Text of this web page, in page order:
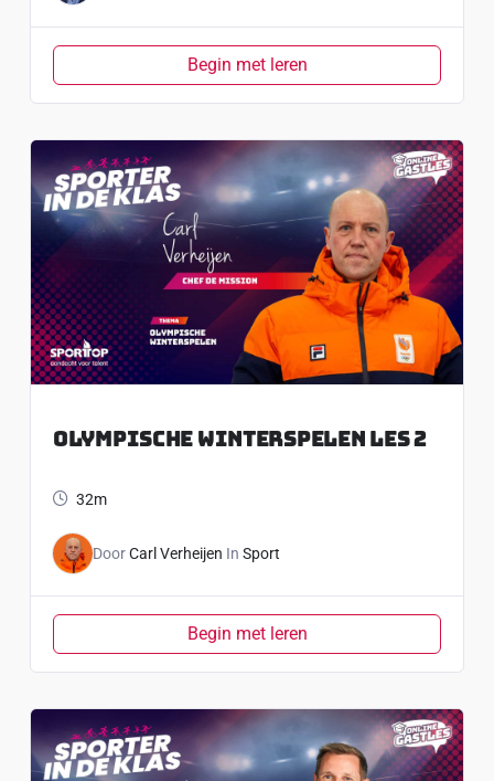
Begin met leren
Olympische Winterspelen Les 2
32m
DoorCarl Verheijen In Sport
Begin met leren